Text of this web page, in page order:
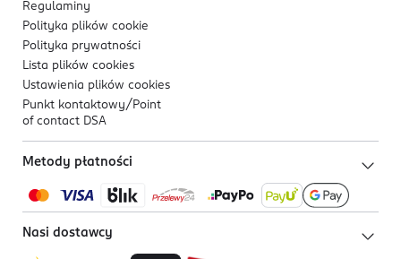
Regulaminy
Polityka plików cookie
Polityka prywatności
Lista plików cookies
Ustawienia plików cookies
Punkt kontaktowy/ Point
of contact DSA
Metody płatności
Nasi dostawcy